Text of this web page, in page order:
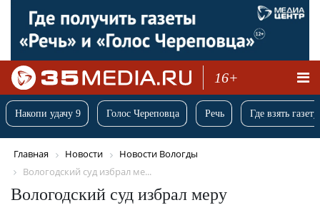
16+
Накопи удачу 9 Голос Череповца Речь Где взять
Главная Новости
Новости Вологды
Вологодский суд избрал ме...
Вологодский суд избрал меру